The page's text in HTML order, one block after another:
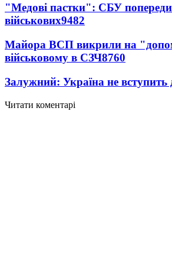
"Медові пастки": СБУ
військових9482
Майора ВСП викрили на
військовому в СЗЧ8760
Залужний: Україна не
Читати коментарі